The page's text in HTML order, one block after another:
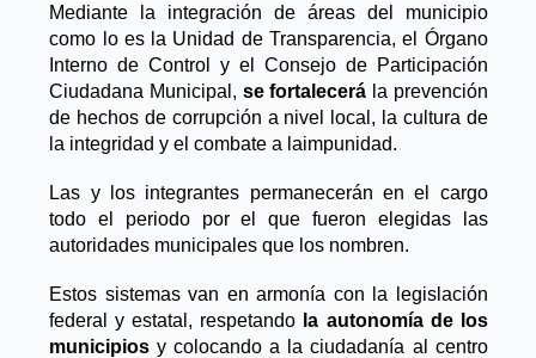
Mediante la integración de áreas del municipio
como lo es la Unidad de Transparencia, el Órgano
Interno de Control y el Consejo de Participación
Ciudadana Municipal, se fortalecerá la prevención
de hechos de corrupción a nivel local, la cultura de
la integridad y el combate a laimpunidad.
Las y los integrantes permanecerán en el cargo
todo el periodo por el que fueron elegidas las
autoridades municipales que los nombren.
Estos sistemas van en armonía con la legislación
federal y estatal, respetando la autonomía de los
municipios y colocando a la ciudadanía al centro